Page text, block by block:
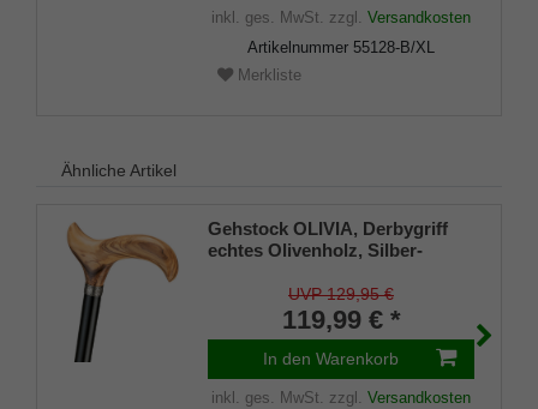
inkl. ges. MwSt. zzgl. Versandkosten
Artikelnummer 55128-B/XL
Merkliste
Ähnliche Artikel
Gehstock OLIVIA, Derbygriff
echtes Olivenholz, Silber-
lackiertes Buchenholz,mit
Gummipuffer
UVP 129,95 €
119,99 € *
In den Warenkorb
inkl. ges. MwSt. zzgl. Versandkosten